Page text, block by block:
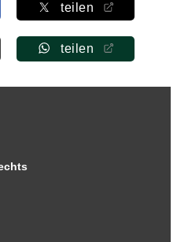
teilen
teilen